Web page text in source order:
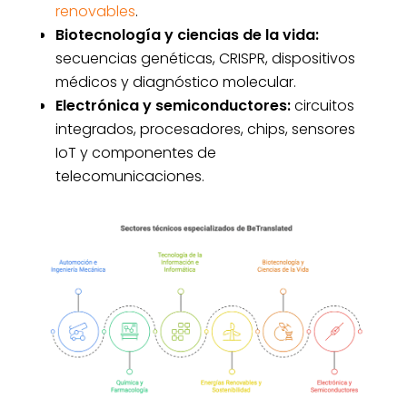
renovables.
Biotecnología y ciencias de la vida:
secuencias genéticas, CRISPR, dispositivos
médicos y diagnóstico molecular.
Electrónica y semiconductores:circuitos
integrados, procesadores, chips, sensores
IoT y componentes de
telecomunicaciones.